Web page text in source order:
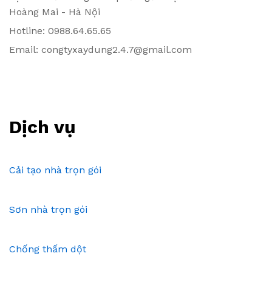
Hoàng Mai - Hà Nội
Hotline: 0988.64.65.65
Email: congtyxaydung2.4.7@gmail.com
Dịch vụ
Cải tạo nhà trọn gói
Sơn nhà trọn gói
Chống thấm dột